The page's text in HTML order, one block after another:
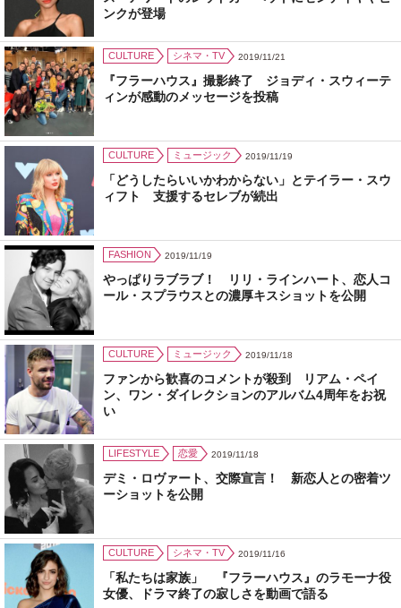
ンクが登場
CULTURE シネマ・TV 2019/11/21
『フラーハウス』撮影終了 ジョディ・スウィーテ
ィンが感動のメッセージを投稿
CULTURE ミュージック 2019/11/19
「どうしたらいいかわからない」とテイラー・スウ
ィフト 支援するセレブが続出
FASHION 2019/11/19
やっぱりラブラブ！ リリ・ラインハート、恋人コ
ール・スプラウスとの濃厚キスショットを公開
CULTURE ミュージック 2019/11/18
ファンから歓喜のコメントが殺到 リアム・ペイ
ン、ワン・ダイレクションのアルバム4周年をお祝
い
LIFESTYLE 恋愛 2019/11/18
デミ・ロヴァート、交際宣言！ 新恋人との密着ツ
ーショットを公開
CULTURE シネマ・TV 2019/11/16
「私たちは家族」 『フラーハウス』のラモーナ役
女優、ドラマ終了の寂しさを動画で語る